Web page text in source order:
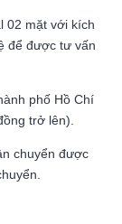
02 mặt với kích
để được tư vấn
phố Hồ Chí
trở lên).
chuyển được